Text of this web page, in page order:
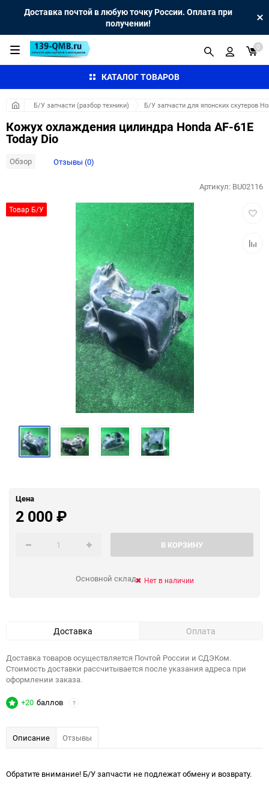
Доставка почтой в любую точку России. Оплата при
получении!
КАТАЛОГ ТОВАРОВ
0
Б/У запчасти (разбор техники) Б/У запчасти для японских скутеров
Кожух охлаждения цилиндра Honda AF-61E
Today Dio
Обзор Отзывы (0)
Товар Б/У
Артикул: BU02116
Цена
2 000₽
В КОРЗИНУ
Основной склад Нет в наличии
Доставка Оплата
Доставка товаров осуществляется Почтой России и СДЭКом.
Стоимость доставки рассчитывается после указания адреса при
оформлении заказа.
+20 баллов ?
Описание Отзывы
Обратите внимание! Б/У запчасти не подлежат обмену и возврату.